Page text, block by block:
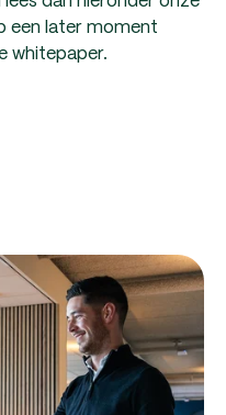
een later moment
whitepaper.